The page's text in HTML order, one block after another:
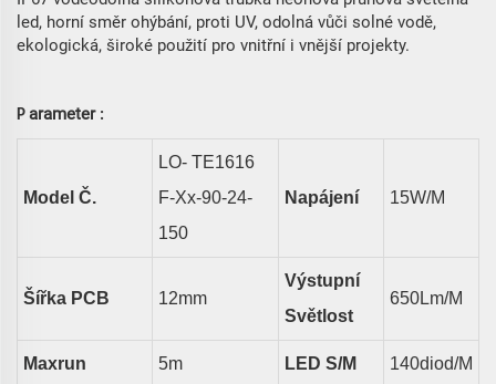
led, horní směr ohýbání, proti UV, odolná vůči solné vodě,
ekologická, široké použití pro vnitřní i vnější projekty.
P arameter :
Model Č.
LO- TE1616
F-Xx-90-24-
150
Napájení 15W/m
Šířka PCB 12Mm
Výstupní
Světlost
650Lm/m
Maxrun 5m LED S/m 140diod/m